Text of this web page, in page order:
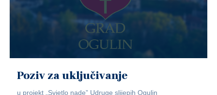
Poziv za uključivanje
u projekt „Svjetlo nade” Udruge slijepih Ogulin